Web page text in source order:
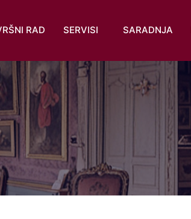
RAD SERVISI SARADNJA